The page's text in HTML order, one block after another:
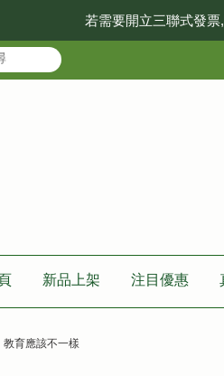
若需要開立三聯式發
新品上架 注目優惠
教育應該不一樣